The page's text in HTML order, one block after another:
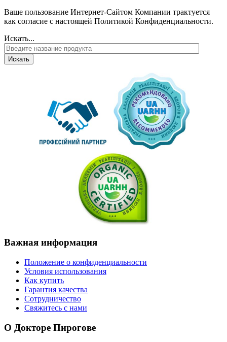
Ваше пользование Интернет-Сайтом Компании трактуется
как согласие с настоящей Политикой Конфиденциальности.
Искать...
Искать
Важная информация
Положение о конфиденциальности
Условия использования
Как купить
Гарантия качества
Сотрудничество
Свяжитесь с нами
О Докторе Пирогове